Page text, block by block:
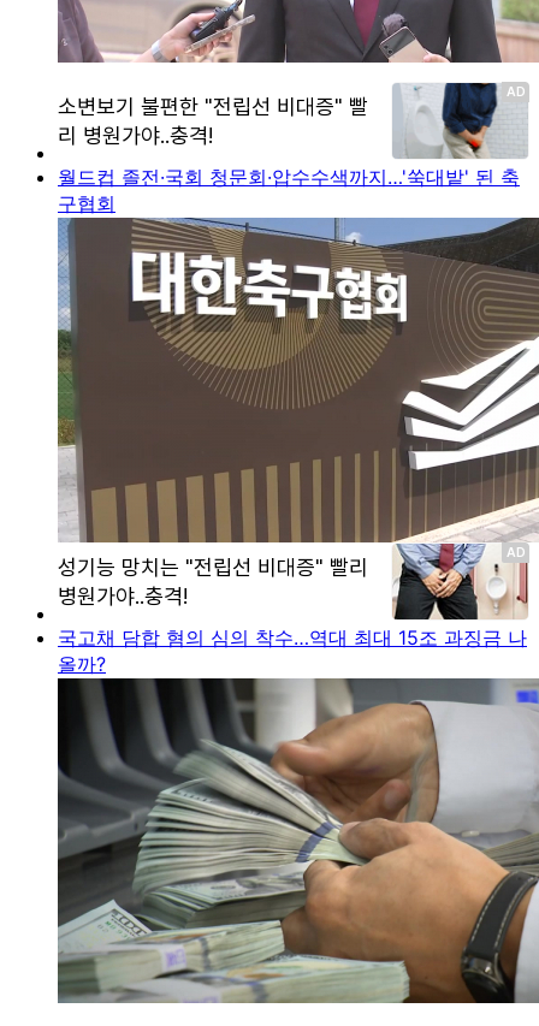
월드컵 졸전·국회 청문회·압수수색까지…'쑥대밭' 된 축
구협회
국고채 담합 혐의 심의 착수…역대 최대 15조 과징금 나
올까?